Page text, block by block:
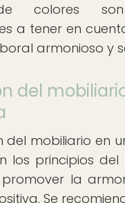
colores
a tener en
armonioso y
del
del mobiliario en
los principios del
la
Se